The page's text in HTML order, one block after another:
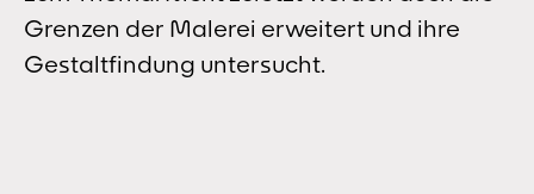
Grenzen der Malerei erweitert und ihre
Gestaltfindung untersucht.